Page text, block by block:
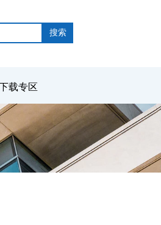
搜索
载专区